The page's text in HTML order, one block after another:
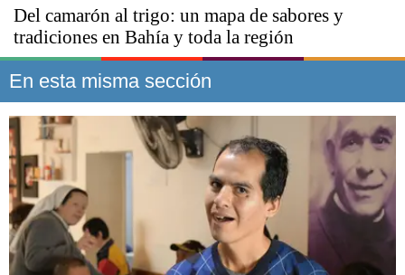
Del camarón al trigo: un mapa de sabores y
tradiciones en Bahía y toda la región
En esta misma sección